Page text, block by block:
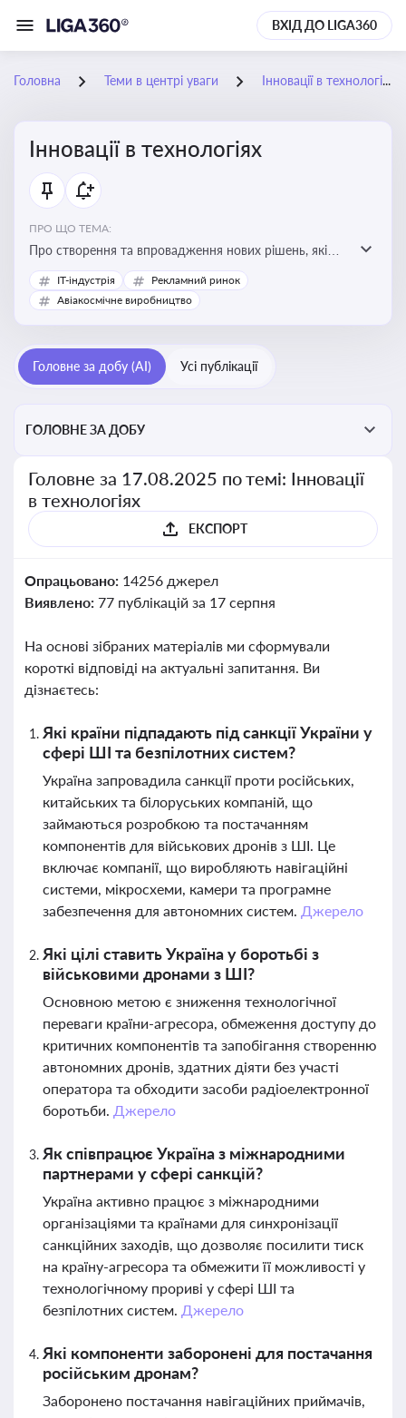
ВХІД ДО LIGA360
Головна Теми в центрі уваги Інновації в технологіях
Інновації в технологіях
ПРО ЩО ТЕМА:
Про створення та впровадження нових рішень, які
покращують ефективність, функціональність або
можливості технологічних продуктів і процесів.
IT-індустрія
Рекламний ринок
Авіакосмічне виробництво
Головне за добу (AI) Усі публікації
ГОЛОВНЕ ЗА ДОБУ
Головне за 17.08.2025 по темі: Інновації
в технологіях
ЕКСПОРТ
Опрацьовано: 14256 джерел
Виявлено: 77 публікацій за 17 серпня
На основі зібраних матеріалів ми сформували
короткі відповіді на актуальні запитання. Ви
дізнаєтесь:
Які країни підпадають під санкції України у
сфері ШІ та безпілотних систем?
Україна запровадила санкції проти російських,
китайських та білоруських компаній, що
займаються розробкою та постачанням
компонентів для військових дронів з ШІ. Це
включає компанії, що виробляють навігаційні
системи, мікросхеми, камери та програмне
забезпечення для автономних систем. Джерело
Які цілі ставить Україна у боротьбі з
військовими дронами з ШІ?
Основною метою є зниження технологічної
переваги країни-агресора, обмеження доступу до
критичних компонентів та запобігання створенню
автономних дронів, здатних діяти без участі
оператора та обходити засоби радіоелектронної
боротьби. Джерело
Як співпрацює Україна з міжнародними
партнерами у сфері санкцій?
Україна активно працює з міжнародними
організаціями та країнами для синхронізації
санкційних заходів, що дозволяє посилити тиск
на країну-агресора та обмежити її можливості у
технологічному прориві у сфері ШІ та
безпілотних систем. Джерело
Які компоненти заборонені для постачання
російським дронам?
Заборонено постачання навігаційних приймачів,